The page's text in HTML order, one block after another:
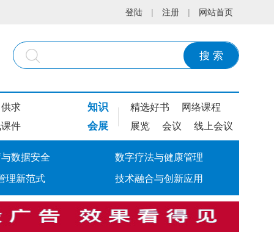
登陆 | 注册 | 网站首页
搜 索
供求
件
知识 精选好书 网络课程
会展 展览 会议 线上会议
数据安全 数字疗法与健康管理
理新范式 技术融合与创新应用